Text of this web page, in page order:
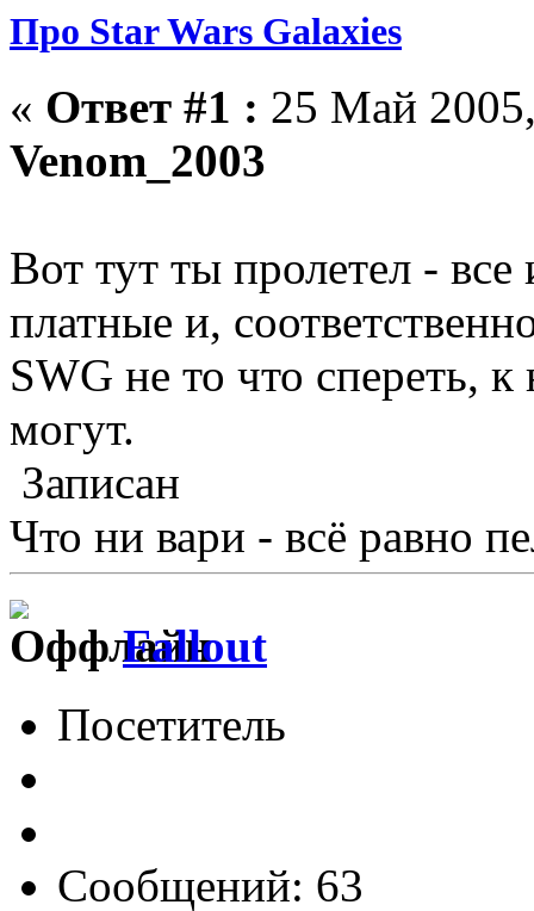
Про Star Wars Galaxies
« Ответ #1 : 25 Май
Venom_2003
Вот тут ты пролетел -
платные и,
SWG не то что спереть,
могут.
Записан
Что ни вари - всё равно
Fallout
Посетитель
Сообщений: 63